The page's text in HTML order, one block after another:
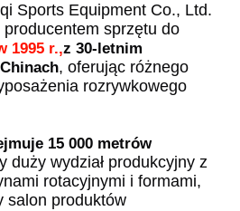
Sports Equipment Co., Ltd.
sprzętu do
1995 r.,z 30-letnim
, oferując różnego
rozrywkowego
15 000 metrów
duży wydział produkcyjny z
rotacyjnymi i formami,
salon produktów